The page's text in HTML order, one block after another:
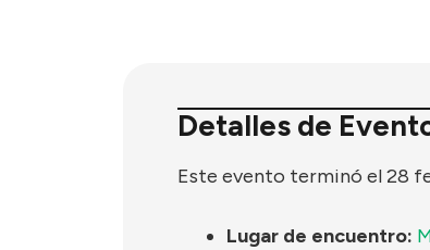
Detalles de
Este evento terminó el 28
Lugar de encuentro: